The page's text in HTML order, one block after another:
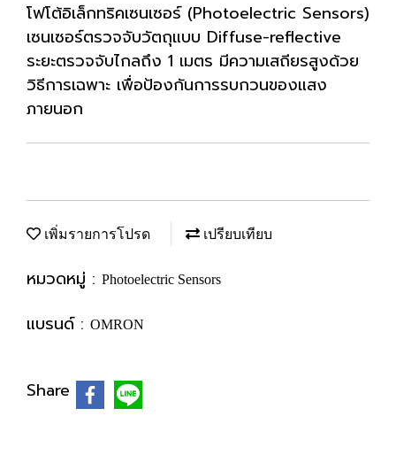
โฟโต้อิเล็กทริคเซนเซอร์ (Photoelectric Sensors)
เซนเซอร์ตรวจจับวัตถุแบบ Diffuse-reflective
ระยะตรวจจับไกลถึง 1 เมตร มีความเสถียรสูงด้วย
วิธีการเฉพาะ เพื่อป้องกันการรบกวนของแสง
ภายนอก
เพิ่มรายการโปรด เปรียบเทียบ
หมวดหมู่ : Photoelectric Sensors
แบรนด์ : OMRON
Share